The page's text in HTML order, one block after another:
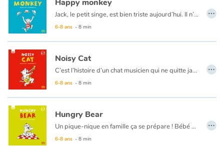
Quotidien et loisirs
À l'école
Fêtes et évènements
Amour et amitié
Sujets de société
Émotions et sentiments
Happy monkey
Jack, le petit singe, est bien triste aujourd’hui. Il n’a pas de chapeau et les grands singes se moquent de lui. Jill arrive et grâce à elle, tout le monde retrouve le sourire…
6-8 ans - 8 min
…
Noisy Cat
C’est l’histoire d’un chat musicien qui ne quitte jamais ses instruments. Ses parents se plaignent qu’il fait trop de bruit. Comment ça, du bruit ? C’est de musique qu’il s’agit ! Dans le jardin, une surprise l’attend…
6-8 ans - 8 min
…
Hungry Bear
Un pique-nique en famille ça se prépare ! Bébé ours est très gourmand et veille sur le panier. Quand vient l’heure du départ, l’aventure peut commencer…
6-8 ans - 8 min
…